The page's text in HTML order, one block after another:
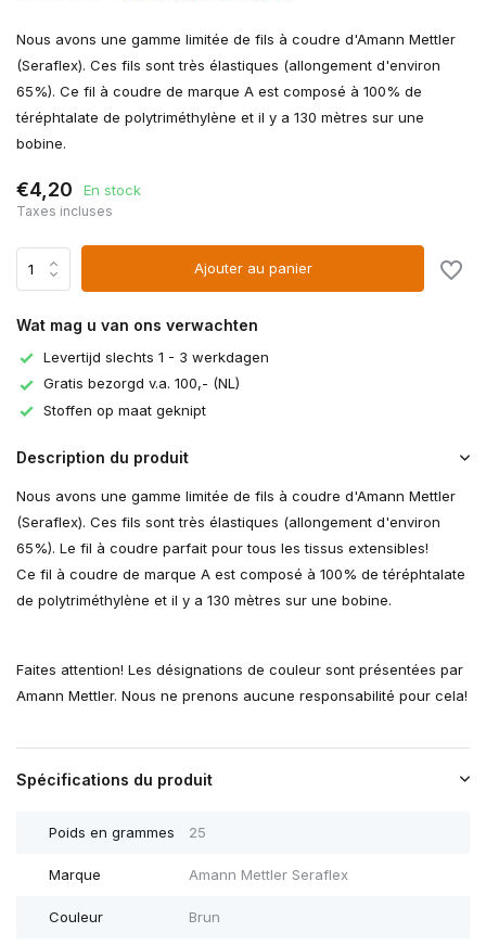
Nous avons une gamme limitée de fils à coudre d'Amann Mettler
(Seraflex). Ces fils sont très élastiques (allongement d'environ
65%). Ce fil à coudre de marque A est composé à 100% de
téréphtalate de polytriméthylène et il y a 130 mètres sur une
bobine.
€4,20 En stock
Taxes incluses
Ajouter au panier
Wat mag u van ons verwachten
Levertijd slechts 1 - 3 werkdagen
Gratis bezorgd v.a. 100,- (NL)
Stoffen op maat geknipt
Description du produit
Nous avons une gamme limitée de fils à coudre d'Amann Mettler
(Seraflex). Ces fils sont très élastiques (allongement d'environ
65%). Le fil à coudre parfait pour tous les tissus extensibles!
Ce fil à coudre de marque A est composé à 100% de téréphtalate
de polytriméthylène et il y a 130 mètres sur une bobine.
Faites attention! Les désignations de couleur sont présentées par
Amann Mettler. Nous ne prenons aucune responsabilité pour cela!
Spécifications du produit
Poids en grammes 25
Marque Amann Mettler Seraflex
Couleur Brun